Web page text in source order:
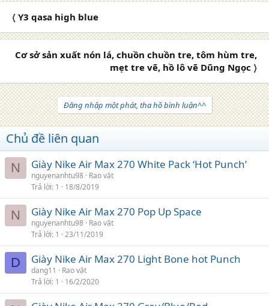
〈 Y3 qasa high blue
Cơ sở sản xuất nón lá, chuồn chuồn tre, tôm hùm tre,
mẹt tre vẽ, hồ lô vẽ Dũng Ngọc 〉
Đăng nhập một phát, tha hồ bình luận^^
Chủ đề liên quan
N Giày Nike Air Max 270 White Pack ‘Hot Punch’
nguyenanhtu98 Rao vặt
Trả lời 1 18/8/2019
N Giày Nike Air Max 270 Pop Up Space
nguyenanhtu98 Rao vặt
Trả lời 1 23/11/2019
D Giày Nike Air Max 270 Light Bone hot Punch
dang11
Rao vặt
Trả lời 1 16/2/2020